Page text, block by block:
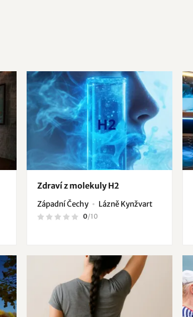
Zdraví z molekuly H2
Západní Čechy Lázně Kynžvart
0/10